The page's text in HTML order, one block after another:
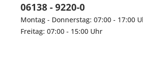
06138 - 9220-0
Montag - Donnerstag: 07:00 - 17:00
Freitag: 07:00 - 15:00 Uhr